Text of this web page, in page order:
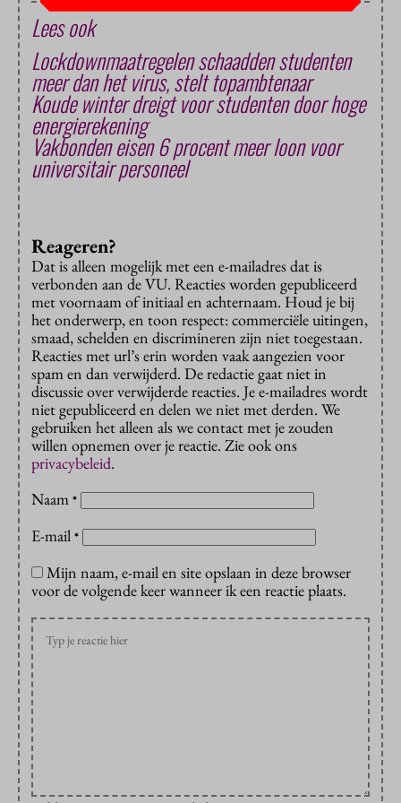
Lees ook
Lockdownmaatregelen schaadden studenten
meer dan het virus, stelt topambtenaar
Koude winter dreigt voor studenten door hoge
energierekening
Vakbonden eisen 6 procent meer loon voor
universitair personeel
Reageren?
Dat is alleen mogelijk met een e-mailadres dat is
verbonden aan de VU. Reacties worden gepubliceerd
met voornaam of initiaal en achternaam. Houd je bij
het onderwerp, en toon respect: commerciële uitingen,
smaad, schelden en discrimineren zijn niet toegestaan.
Reacties met url’s erin worden vaak aangezien voor
spam en dan verwijderd. De redactie gaat niet in
discussie over verwijderde reacties. Je e-mailadres wordt
niet gepubliceerd en delen we niet met derden. We
gebruiken het alleen als we contact met je zouden
willen opnemen over je reactie. Zie ook ons
privacybeleid.
Naam *
E-mail *
Mijn naam, e-mail en site opslaan in deze browser
voor de volgende keer wanneer ik een reactie plaats.